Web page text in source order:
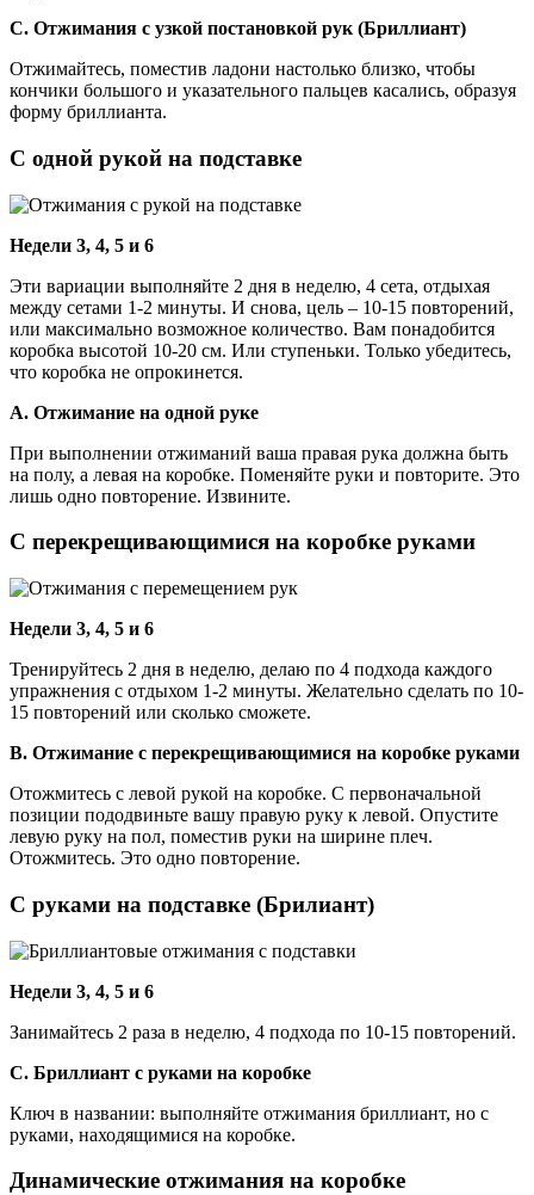
С. Отжимания с узкой постановкой рук (Бриллиант)
Отжимайтесь, поместив ладони настолько близко, чтобы
кончики большого и указательного пальцев касались, образуя
форму бриллианта.
С одной рукой на подставке
Недели 3, 4, 5 и 6
Эти вариации выполняйте 2 дня в неделю, 4 сета, отдыхая
между сетами 1-2 минуты. И снова, цель – 10-15 повторений,
или максимально возможное количество. Вам понадобится
коробка высотой 10-20 см. Или ступеньки. Только убедитесь,
что коробка не опрокинется.
А. Отжимание на одной руке
При выполнении отжиманий ваша правая рука должна быть
на полу, а левая на коробке. Поменяйте руки и повторите. Это
лишь одно повторение. Извините.
С перекрещивающимися на коробке руками
Недели 3, 4, 5 и 6
Тренируйтесь 2 дня в неделю, делаю по 4 подхода каждого
упражнения с отдыхом 1-2 минуты. Желательно сделать по 10-
15 повторений или сколько сможете.
В. Отжимание с перекрещивающимися на коробке руками
Отожмитесь с левой рукой на коробке. С первоначальной
позиции пододвиньте вашу правую руку к левой. Опустите
левую руку на пол, поместив руки на ширине плеч.
Отожмитесь. Это одно повторение.
С руками на подставке (Брилиант)
Недели 3, 4, 5 и 6
Занимайтесь 2 раза в неделю, 4 подхода по 10-15 повторений.
С. Бриллиант с руками на коробке
Ключ в названии: выполняйте отжимания бриллиант, но с
руками, находящимися на коробке.
Динамические отжимания на коробке